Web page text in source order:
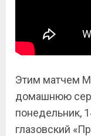
Этим матчем
домашнюю
понедельник,
глазовский